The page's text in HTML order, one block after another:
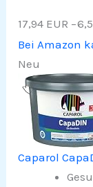
17,94 EUR
Bei Amazon
Neu
Caparol